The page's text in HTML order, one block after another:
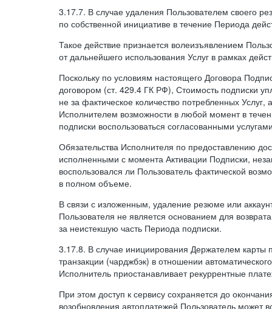
3.17.7. В случае удаления Пользователем своего
по собственной инициативе в течение Периода
Такое действие признается волеизъявлением
от дальнейшего использования Услуг в рамках
Поскольку по условиям настоящего Договора
договором (ст. 429.4 ГК РФ), Стоимость подписки
не за фактическое количество потребленных Услуг,
Исполнителем возможности в любой момент в
подписки воспользоваться согласованными
Обязательства Исполнителя по предоставлению
исполненными с момента Активации Подписки,
воспользовался ли Пользователь фактической
в полном объеме.
В связи с изложенным, удаление резюме или
Пользователя не является основанием для
за неистекшую часть Периода подписки.
3.17.8. В случае инициирования Держателем карты
транзакции (чарджбэк) в отношении
Исполнитель приостанавливает рекуррентные
При этом доступ к сервису сохраняется до
возобновления автоплатежей Пользователь может